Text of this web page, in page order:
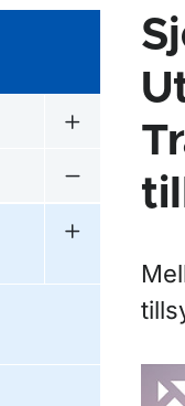
Undermeny
Undermeny
Undermeny